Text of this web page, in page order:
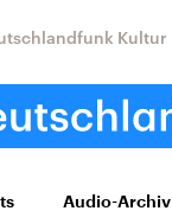
Kultur
Audio-Archiv